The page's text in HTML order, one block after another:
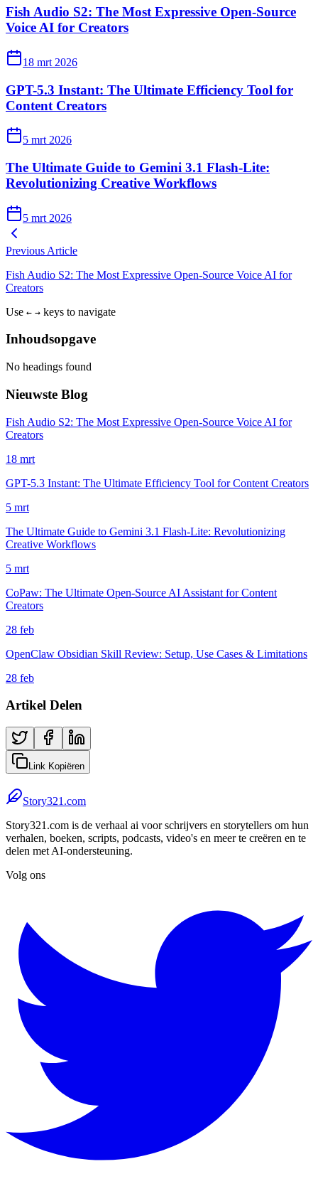
Fish Audio S2: The Most Expressive Open-Source
Voice AI for Creators
18 mrt 2026
GPT-5.3 Instant: The Ultimate Efficiency Tool for
Content Creators
5 mrt 2026
The Ultimate Guide to Gemini 3.1 Flash-Lite:
Revolutionizing Creative Workflows
5 mrt 2026
Previous Article
Fish Audio S2: The Most Expressive Open-Source Voice AI for
Creators
Use ← → keys to navigate
Inhoudsopgave
No headings found
Nieuwste Blog
Fish Audio S2: The Most Expressive Open-Source Voice AI for
Creators
18 mrt
GPT-5.3 Instant: The Ultimate Efficiency Tool for Content Creators
5 mrt
The Ultimate Guide to Gemini 3.1 Flash-Lite: Revolutionizing
Creative Workflows
5 mrt
CoPaw: The Ultimate Open-Source AI Assistant for Content
Creators
28 feb
OpenClaw Obsidian Skill Review: Setup, Use Cases & Limitations
28 feb
Artikel Delen
Link Kopiëren
Story321.com
Story321.com is de verhaal ai voor schrijvers en storytellers om hun
verhalen, boeken, scripts, podcasts, video's en meer te creëren en te
delen met AI-ondersteuning.
Volg ons